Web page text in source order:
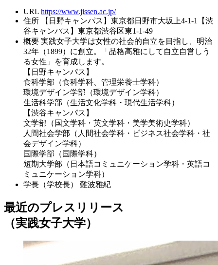
URL https://www.jissen.ac.jp/
住所
【日野キャンパス】東京都日野市大坂上4-1-1【渋
谷キャンパス】東京都渋谷区東1-1-49
概要 実践女子大学は女性の社会的自立を目指し、明治
32年（1899）に創立。「品格高雅にして自立自営しう
る女性」を育成します。
【日野キャンパス】
食科学部（食科学科、管理栄養士学科）
環境デザイン学部（環境デザイン学科）
生活科学部（生活文化学科・現代生活学科）
【渋谷キャンパス】
文学部（国文学科・英文学科・美学美術史学科）
人間社会学部（人間社会学科・ビジネス社会学科・社
会デザイン学科）
国際学部（国際学科）
短期大学部（日本語コミュニケーション学科・英語コ
ミュニケーション学科）
学長（学校長）
難波雅紀
最近のプレスリリース
（実践女子大学）